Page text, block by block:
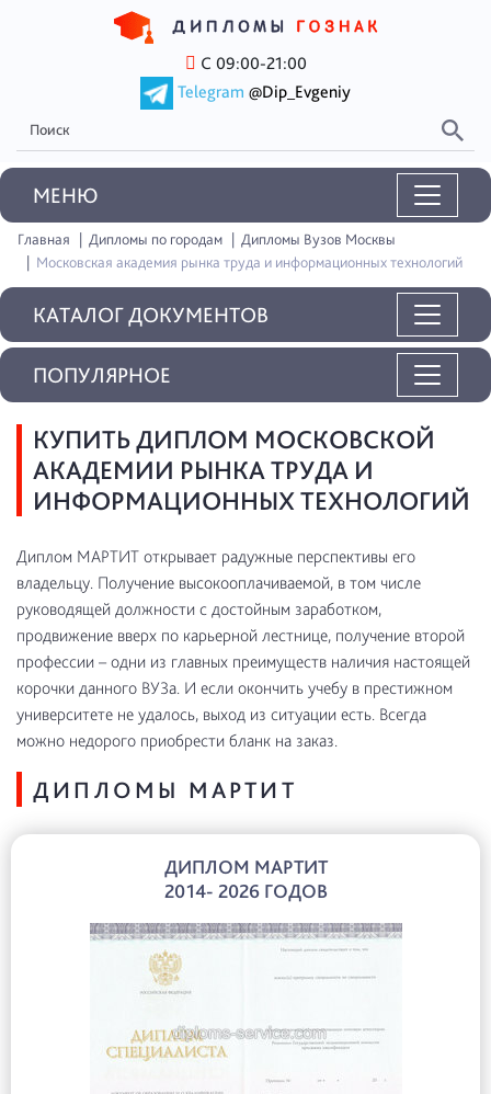
С 09:00-21:00
Telegram @Dip_Evgeniy
MEНЮ
Главная Дипломы по городам
Дипломы Вузов Москвы
Московская академия рынка труда и информационных технологий
КАТАЛОГ ДОКУМЕНТОВ
КУПИТЬ ДИПЛОМ МОСКОВСКОЙ
АКАДЕМИИ РЫНКА ТРУДА И
ИНФОРМАЦИОННЫХ ТЕХНОЛОГИЙ
Диплом МАРТИТ открывает радужные перспективы его
владельцу. Получение высокооплачиваемой, в том числе
руководящей должности с достойным заработком,
продвижение вверх по карьерной лестнице, получение второй
профессии – одни из главных преимуществ наличия настоящей
корочки данного ВУЗа. И если окончить учебу в престижном
университете не удалось, выход из ситуации есть. Всегда
можно недорого приобрести бланк на заказ.
ДИПЛОМЫ МАРТИТ
ДИПЛОМ МАРТИТ
2014- 2026 ГОДОВ
ПОПУЛЯРНОЕ